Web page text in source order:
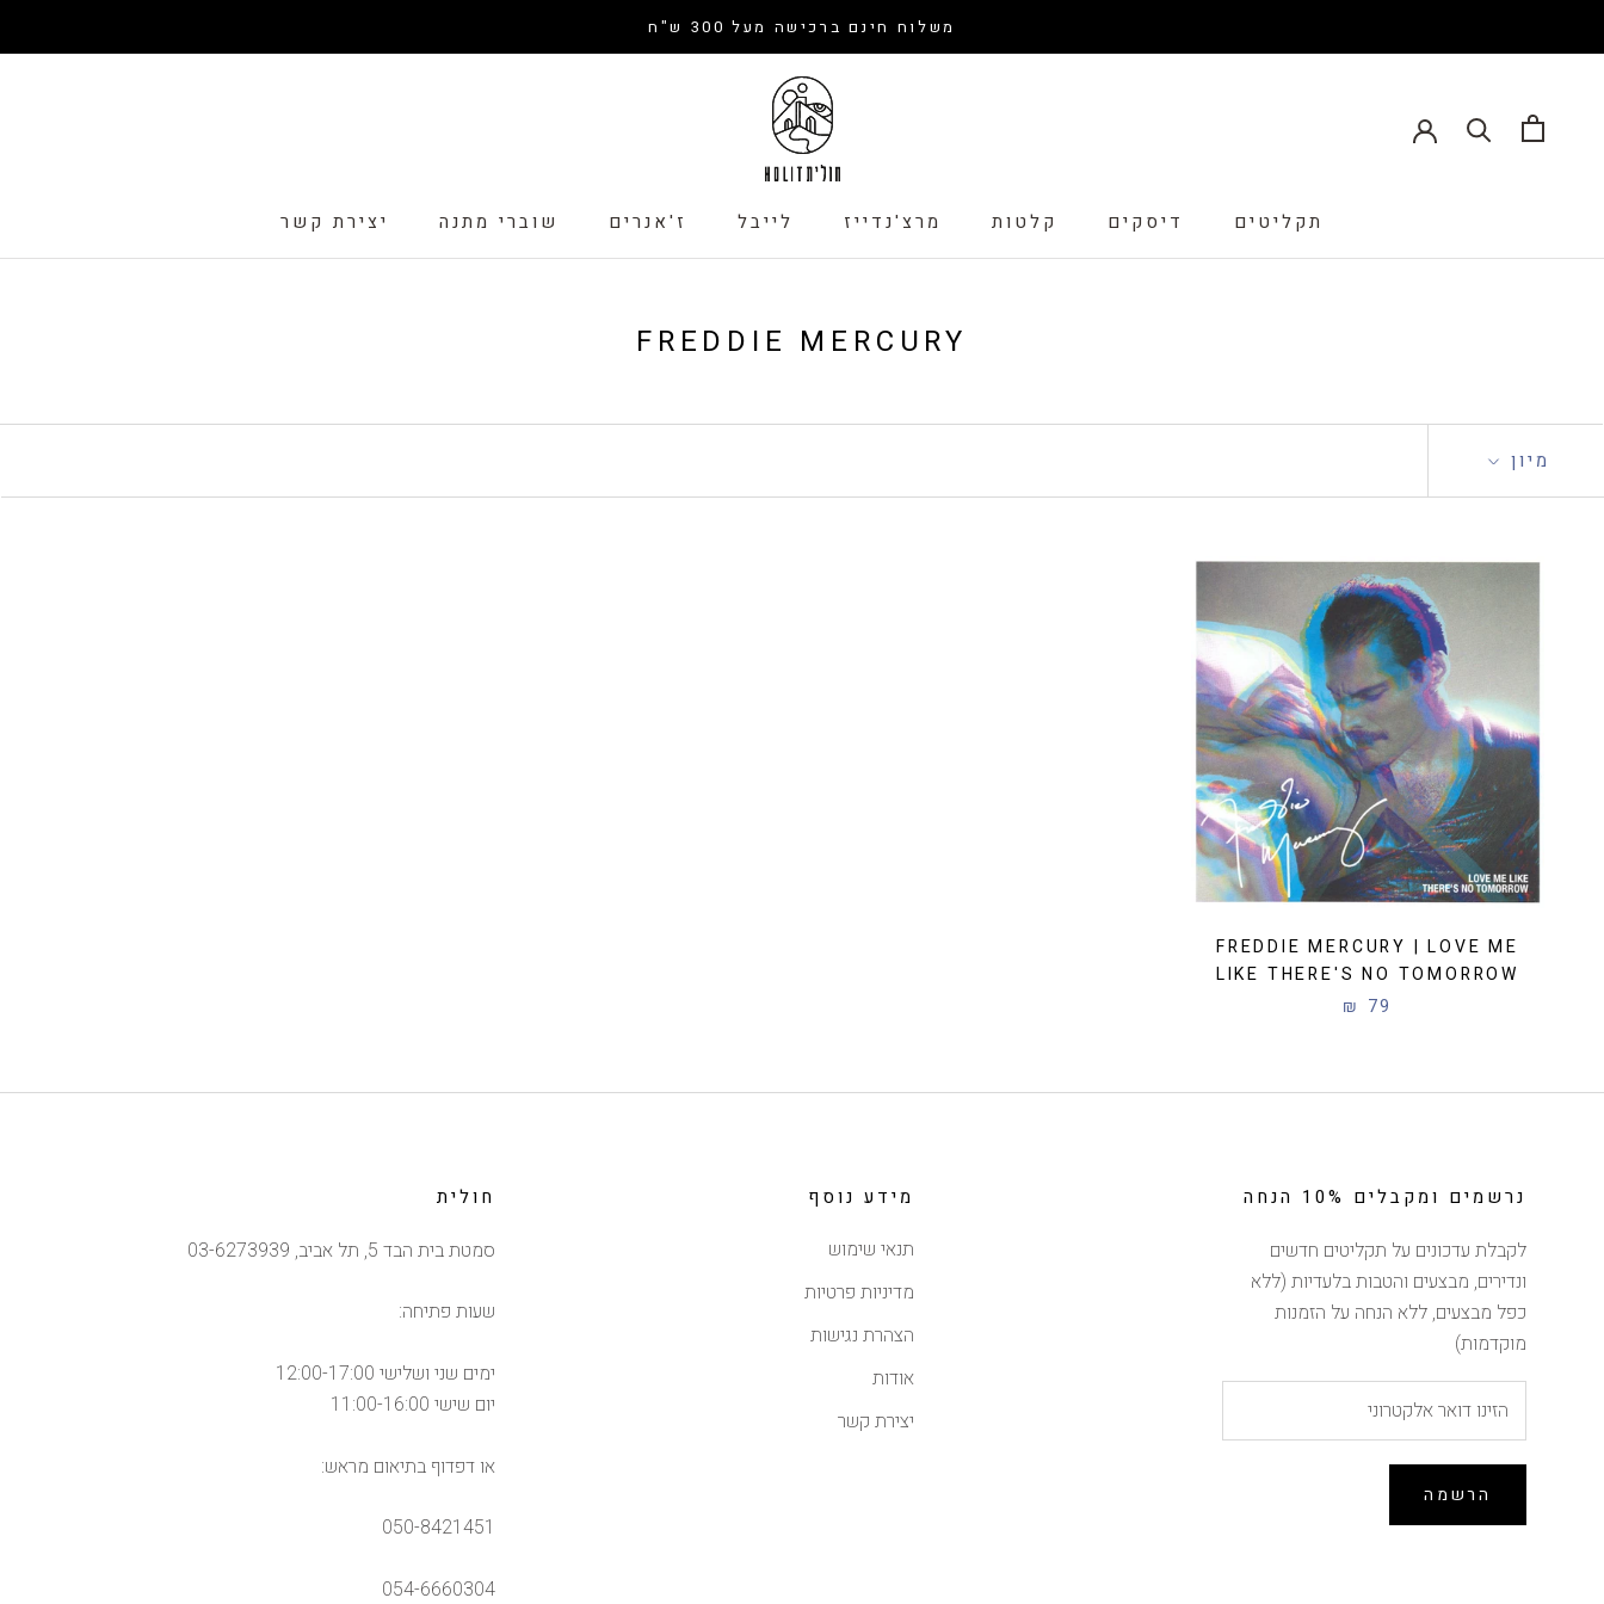
משלוח חינם ברכישה מעל 300 ש"ח
תקליטים
דיסקים
קלטות
מרצ'נדייז
לייבל
ז'אנרים
שוברי מתנה
יצירת קשר
FREDDIE MERCURY
מיון
FREDDIE MERCURY | LOVE ME
LIKE THERE'S NO TOMORROW
79 ₪
חולית
סמטת בית הבד 5, תל אביב, 03-6273939
שעות פתיחה:
ימים שני ושלישי 12:00-17:00
יום שישי 11:00-16:00
או דפדוף בתיאום מראש:
050-8421451
054-6660304
מידע נוסף
תנאי שימוש
מדיניות פרטיות
הצהרת נגישות
אודות
יצירת קשר
נרשמים ומקבלים 10% הנחה
לקבלת עדכונים על תקליטים חדשים
ונדירים, מבצעים והטבות בלעדיות (ללא
כפל מבצעים, ללא הנחה על הזמנות
מוקדמות)
הרשמה